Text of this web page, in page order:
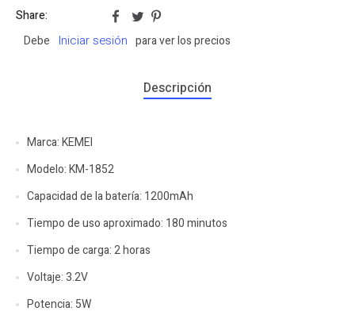
Share:
Debe
Iniciar sesión para ver los precios
Descripción
Marca: KEMEI
Modelo: KM-1852
Capacidad de la batería: 1200mAh
Tiempo de uso aproximado: 180 minutos
Tiempo de carga: 2 horas
Voltaje: 3.2V
Potencia: 5W